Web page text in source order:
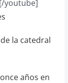
youtube]
de la catedral
años en